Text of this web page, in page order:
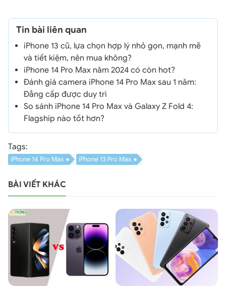
Tin bài liên quan
iPhone 13 cũ, lựa chọn hợp lý nhỏ gọn, mạnh mẽ
và tiết kiệm, nên mua không?
iPhone 14 Pro Max năm 2024 có còn hot?
Đánh giá camera iPhone 14 Pro Max sau 1 năm:
Đẳng cấp được duy trì
So sánh iPhone 14 Pro Max và Galaxy Z Fold 4:
Flagship nào tốt hơn?
Tags:
iPhone 14 Pro Max iPhone 13 Pro Max
BÀI VIẾT KHÁC